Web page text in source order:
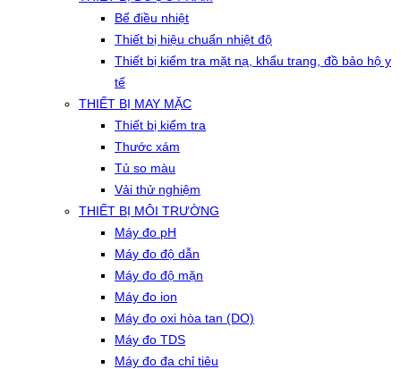
Bể điều nhiệt
Thiết bị hiệu chuẩn nhiệt độ
Thiết bị kiểm tra mặt nạ, khẩu trang, đồ bảo hộ y
tế
THIẾT BỊ MAY MẶC
Thiết bị kiểm tra
Thước xám
Tủ so màu
Vải thử nghiệm
THIẾT BỊ MÔI TRƯỜNG
Máy đo pH
Máy đo độ dẫn
Máy đo độ mặn
Máy đo ion
Máy đo oxi hòa tan (DO)
Máy đo TDS
Máy đo đa chỉ tiêu